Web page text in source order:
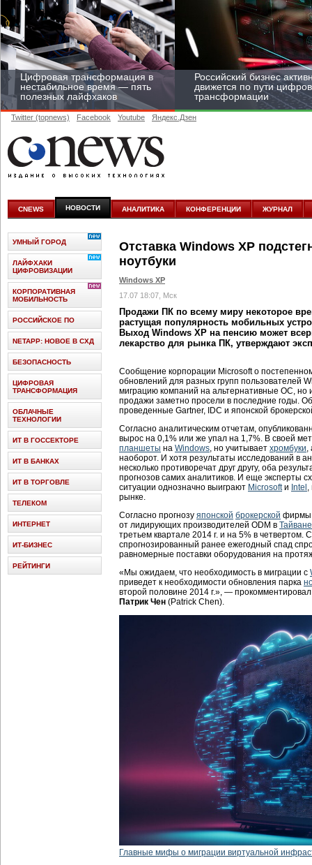
Цифровая трансформация в
нестабильное время — пять
полезных лайфхаков
Российский бизнес
движется по пути
трансформации
цифровизироваться со
скоростью крупных
корпораций
Twitter (topnews) Facebook Youtube Яндекс.Дзен
CNEWS НОВОСТИ АНАЛИТИКА КОНФЕРЕНЦИИ ЖУРНАЛ
Отставка Windows XP
ноутбуки
Windows XP
17.07 18:07, Мск
Продажи ПК по всему миру некоторое
растущая популярность мобильных
Выход Windows XP на пенсию может
лекарство для рынка ПК, утверждают
Сообщение корпорации Microsoft о
обновлений для разных групп пользователей
миграцию компаний на альтернативные ОС, но
продажи заметно просели в последние годы.
проведенные Gartner, IDC и японской
Согласно аналитическим отчетам,
вырос на 0,1% или же упал на 1,7%. В своей
планшеты на Windows, но учитывает хромбуки,
наоборот. И хотя результаты исследований в
несколько противоречат друг другу, оба
прогнозов самих аналитиков. И еще эксперты
ситуации однозначно выиграют Microsoftи Intel ,
рынке.
Согласно прогнозу японской брокерской фирмы
от лидирующих производителей ODM в Тайване
третьем квартале 2014 г. и на 5% в четвертом.
спрогнозированный ранее ежегодный спад
равномерные поставки оборудования на
«Мы ожидаем, что необходимость в миграции с
приведет к необходимости обновления парка
второй половине 2014 г.», —
Патрик Чен (Patrick Chen).
Главные мифы о миграции виртуальной
УМНЫЙ ГОРОД
ЛАЙФХАКИ
ЦИФРОВИЗАЦИИ
КОРПОРАТИВНАЯ
МОБИЛЬНОСТЬ
РОССИЙСКОЕ ПО
NETAPP: НОВОЕ В СХД
БЕЗОПАСНОСТЬ
ЦИФРОВАЯ
ТРАНСФОРМАЦИЯ
ОБЛАЧНЫЕ
ТЕХНОЛОГИИ
ИТ В ГОССЕКТОРЕ
ИТ В БАНКАХ
ИТ В ТОРГОВЛЕ
ТЕЛЕКОМ
ИНТЕРНЕТ
ИТ-БИЗНЕС
РЕЙТИНГИ